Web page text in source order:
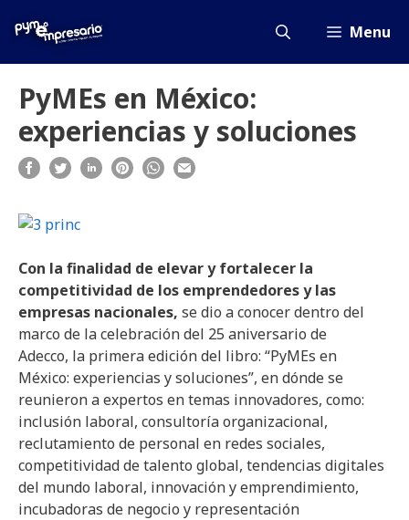
Menu
PyMEs en México:
experiencias y soluciones
Con la finalidad de elevar y fortalecer la
competitividad de los emprendedores y las
empresas nacionales, se dio a conocer dentro del
marco de la celebración del 25 aniversario de
Adecco, la primera edición del libro: “PyMEs en
México: experiencias y soluciones”, en dónde se
reunieron a expertos en temas innovadores, como:
inclusión laboral, consultoría organizacional,
reclutamiento de personal en redes sociales,
competitividad de talento global, tendencias digitales
del mundo laboral, innovación y emprendimiento,
incubadoras de negocio y representación